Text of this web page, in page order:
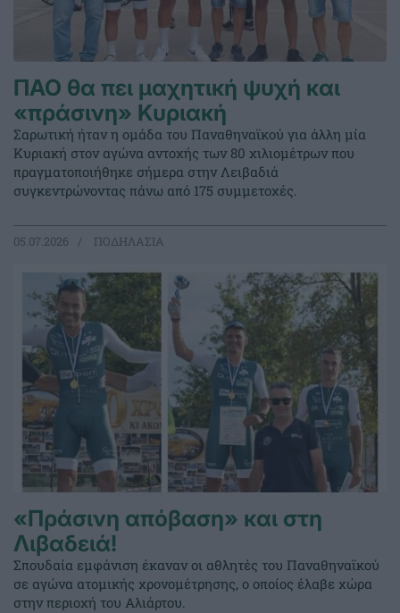
ΠΑΟ θα πει μαχητική ψυχή και
«πράσινη» Κυριακή
Σαρωτική ήταν η ομάδα του Παναθηναϊκού για άλλη μία
Κυριακή στον αγώνα αντοχής των 80 χιλιομέτρων που
πραγματοποιήθηκε σήμερα στην Λειβαδιά
συγκεντρώνοντας πάνω από 175 συμμετοχές.
05.07.2026 ΠΟΔΗΛΑΣΙΑ
«Πράσινη απόβαση» και στη
Λιβαδειά!
Σπουδαία εμφάνιση έκαναν οι αθλητές του Παναθηναϊκού
σε αγώνα ατομικής χρονομέτρησης, ο οποίος έλαβε χώρα
στην περιοχή του Αλιάρτου.